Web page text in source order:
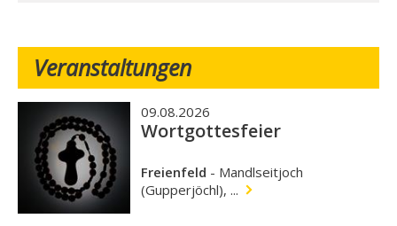
Veranstaltungen
09.08.2026
Wortgottesfeier
Freienfeld - Mandlseitjoch
(Gupperjöchl), ...